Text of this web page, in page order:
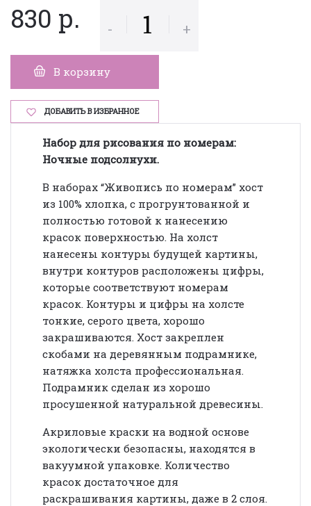
830 р. - +
В корзину
ДОБАВИТЬ В ИЗБРАННОЕ
Набор для рисования по номерам:
Ночные подсолнухи.
В наборах “Живопись по номерам” хост
из 100% хлопка, с прогрунтованной и
полностью готовой к нанесению
красок поверхностью. На холст
нанесены контуры будущей картины,
внутри контуров расположены цифры,
которые соответствуют номерам
красок. Контуры и цифры на холсте
тонкие, серого цвета, хорошо
закрашиваются. Хост закреплен
скобами на деревянным подрамнике,
натяжка холста профессиональная.
Подрамник сделан из хорошо
просушенной натуральной древесины.
Акриловые краски на водной основе
экологически безопасны, находятся в
вакуумной упаковке. Количество
красок достаточное для
раскрашивания картины, даже в 2 слоя.